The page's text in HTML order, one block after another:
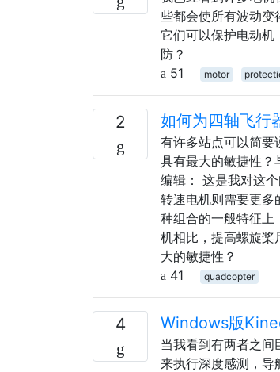
些都会使所有波动变
它们可以保护电动机
防？
51
motor
2 如何为四轴飞行
有许多站点可以简要
具有最大的敏捷性？
编辑： 这是我对这
转速电机则需要更多
种组合的一般特征上
机相比，提高螺旋桨
大的敏捷性？
41
quadcopter
4 Windows版
当我看到有两者之
来执行深度感测，